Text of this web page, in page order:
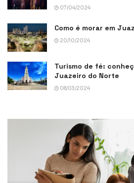
07/04/2024
Como é morar em
20/10/2024
Turismo de fé:
Juazeiro do Norte
08/03/2024